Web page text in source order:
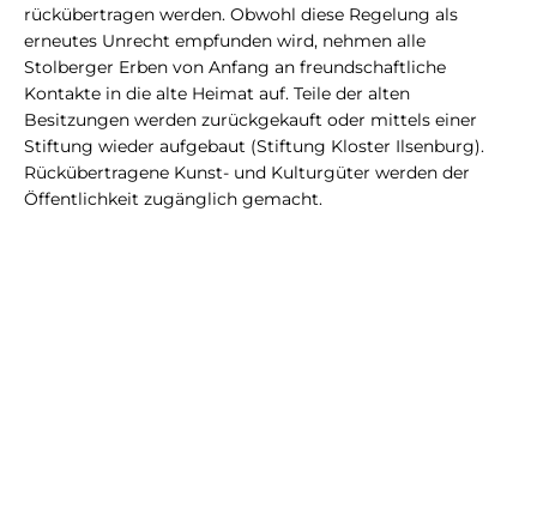
rückübertragen werden. Obwohl diese Regelung als
erneutes Unrecht empfunden wird, nehmen alle
Stolberger Erben von Anfang an freundschaftliche
Kontakte in die alte Heimat auf. Teile der alten
Besitzungen werden zurückgekauft oder mittels einer
Stiftung wieder aufgebaut (Stiftung Kloster Ilsenburg).
Rückübertragene Kunst- und Kulturgüter werden der
Öffentlichkeit zugänglich gemacht.